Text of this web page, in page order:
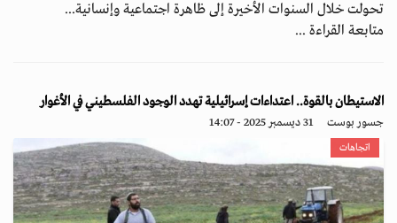
تحولت خلال السنوات الأخيرة إلى ظاهرة اجتماعية وإنسانية...
متابعة القراءة ...
الاستيطان بالقوة.. اعتداءات إسرائيلية تهدد الوجود الفلسطيني في الأغوار
جسور بوست 31 ديسمبر 2025 - 14:07
اتجاهات